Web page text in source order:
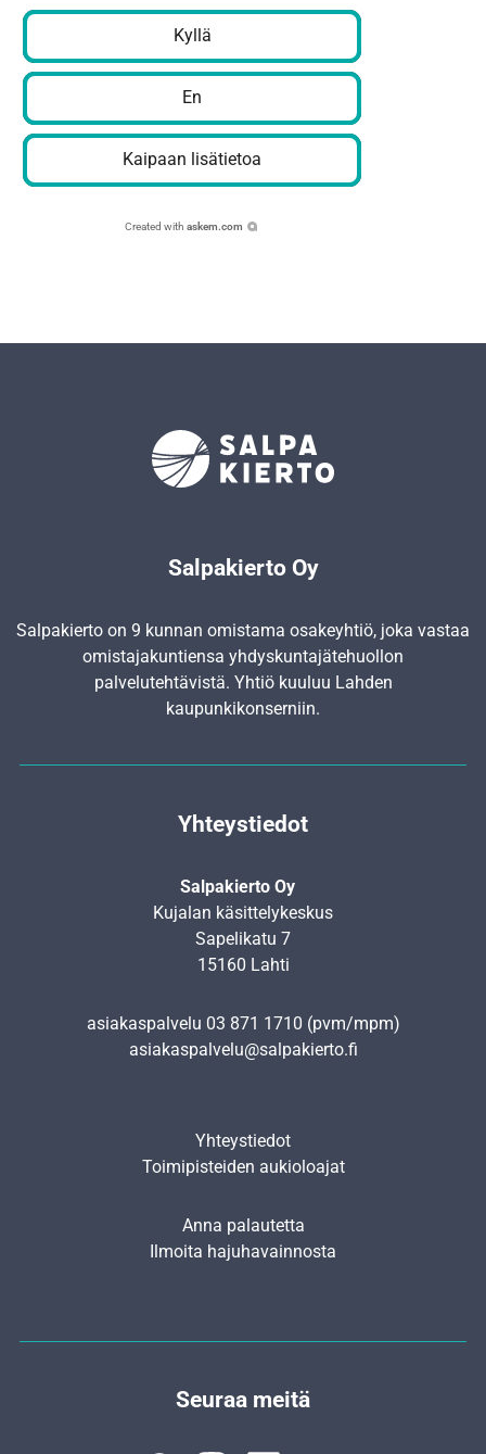
Kyllä
En
Kaipaan lisätietoa
Created with askem.com
Salpakierto Oy
Salpakierto on 9 kunnan omistama osakeyhtiö, joka vastaa
omistajakuntiensa yhdyskunta­jätehuollon
palvelutehtävistä. Yhtiö kuuluu Lahden
kaupunkikonserniin.
Yhteystiedot
Salpakierto Oy
Kujalan käsittelykeskus
Sapelikatu 7
15160 Lahti
asiakaspalvelu 03 871 1710 (pvm/mpm)
asiakaspalvelu@salpakierto.fi
Yhteystiedot
Toimipisteiden aukioloajat
Anna palautetta
Ilmoita hajuhavainnosta
Seuraa meitä